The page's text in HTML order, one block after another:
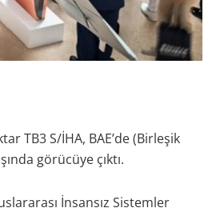
TB3 S/İHA, BAE’de (Birleşik
görücüye çıktı.
İnsansız Sistemler